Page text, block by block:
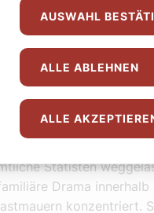
Strauss nach einem
Premiere der
der Oper handelt es
von Luc Bondys
Salzburger
dessen Witwe Marie-
Sie folgt dabei dem
Luc Bondy hatte
Statisten
Drama innerhalb
konzentriert.
AUSWAHL
ALLE ABLEHNEN
ALLE